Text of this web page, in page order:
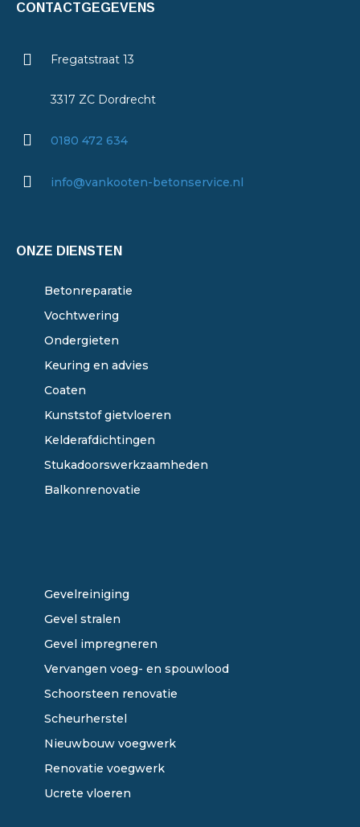
CONTACTGEGEVENS
Fregatstraat 13
3317 ZC Dordrecht
0180 472 634
info@vankooten-betonservice.nl
ONZE DIENSTEN
Betonreparatie
Vochtwering
Ondergieten
Keuring en advies
Coaten
Kunststof gietvloeren
Kelderafdichtingen
Stukadoorswerkzaamheden
Balkonrenovatie
Gevelreiniging
Gevel stralen
Gevel impregneren
Vervangen voeg- en spouwlood
Schoorsteen renovatie
Scheurherstel
Nieuwbouw voegwerk
Renovatie voegwerk
Ucrete vloeren